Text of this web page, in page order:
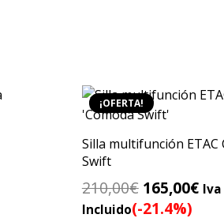
¡OFERTA!
Silla multifunción ETAC
Swift
210,00€ El
precio
165,00€ElIva
Incluido(-21.4%)